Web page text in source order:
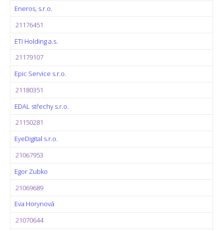
Eneros, s.r.o.
21176451
ETI Holding a.s.
21179107
Epic Service s.r.o.
21180351
EDAL střechy s.r.o.
21150281
EyeDigital s.r.o.
21067953
Egor Zubko
21069689
Eva Horynová
21070644